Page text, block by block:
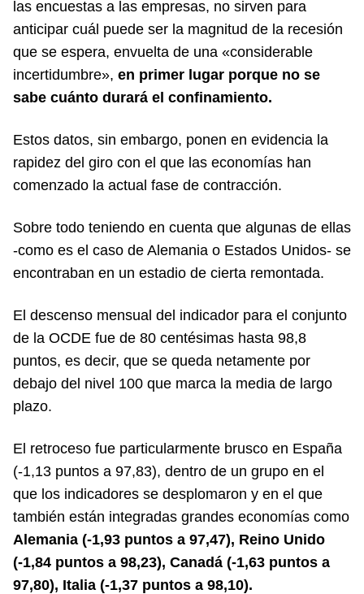
las encuestas a las empresas, no sirven para
anticipar cuál puede ser la magnitud de la recesión
que se espera, envuelta de una «considerable
incertidumbre», en primer lugar porque no se
sabe cuánto durará el confinamiento.
Estos datos, sin embargo, ponen en evidencia la
rapidez del giro con el que las economías han
comenzado la actual fase de contracción.
Sobre todo teniendo en cuenta que algunas de ellas
-como es el caso de Alemania o Estados Unidos- se
encontraban en un estadio de cierta remontada.
El descenso mensual del indicador para el conjunto
de la OCDE fue de 80 centésimas hasta 98,8
puntos, es decir, que se queda netamente por
debajo del nivel 100 que marca la media de largo
plazo.
El retroceso fue particularmente brusco en España
(-1,13 puntos a 97,83), dentro de un grupo en el
que los indicadores se desplomaron y en el que
también están integradas grandes economías como
Alemania (-1,93 puntos a 97,47), Reino Unido
(-1,84 puntos a 98,23), Canadá (-1,63 puntos a
97,80), Italia (-1,37 puntos a 98,10).